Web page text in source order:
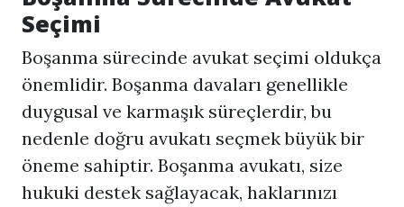
Seçimi
Boşanma sürecinde avukat seçimi oldukça
önemlidir. Boşanma davaları genellikle
duygusal ve karmaşık süreçlerdir, bu
nedenle doğru avukatı seçmek büyük bir
öneme sahiptir. Boşanma avukatı, size
hukuki destek sağlayacak, haklarınızı